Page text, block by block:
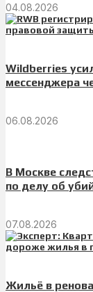
04.08.2026
Wildberries
мессенджера
06.08.2026
В Москве
по делу об
07.08.2026
Жильё в